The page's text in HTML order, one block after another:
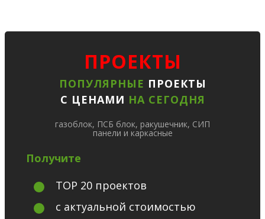
ПРОЕКТЫ
ПОПУЛЯРНЫЕ ПРОЕКТЫ
С ЦЕНАМИ НА СЕГОДНЯ
газоблок, ПСБ блок, ракушечник, СИП
панели и каркасные
Получите
TOP 20 проектов
с актуальной стоимостью